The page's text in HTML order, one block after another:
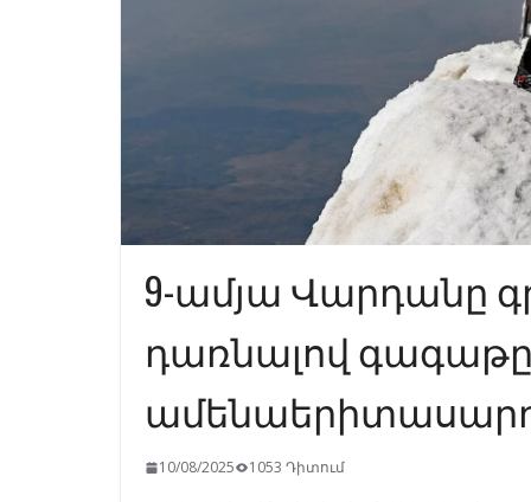
9-ամյա Վարդանը
դառնալով
10/08/2025 1053 Դիտում